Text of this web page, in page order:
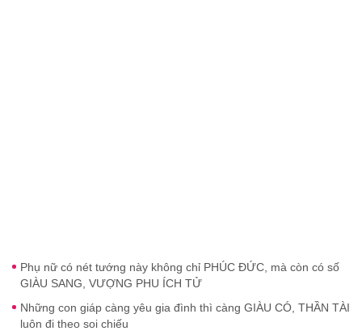
Phụ nữ có nét tướng này không chỉ PHÚC ĐỨC, mà còn có số
GIÀU SANG, VƯỢNG PHU ÍCH TỬ
Những con giáp càng yêu gia đình thì càng GIÀU CÓ, THẦN TÀI
luôn đi theo soi chiếu